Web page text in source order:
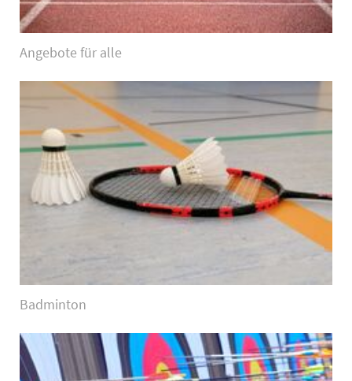
Angebote für alle
Badminton